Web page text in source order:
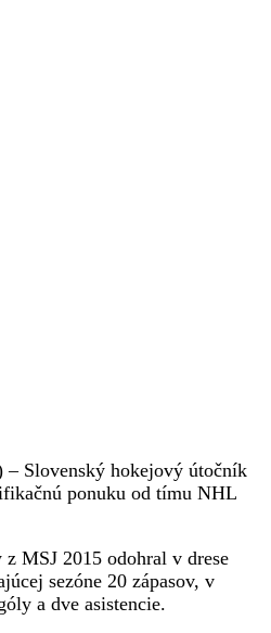
– Slovenský hokejový útočník
ponuku od tímu NHL
MSJ 2015 odohral v drese
sezóne 20 zápasov, v
a dve asistencie.